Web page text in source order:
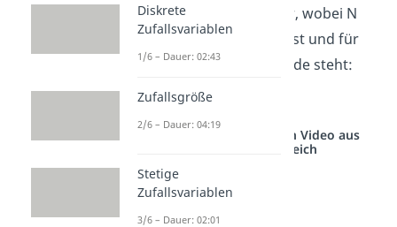
Wir stellen sie wie folgt dar, wobei N
unser einziger Parameter ist und für
die Anzahl der Freiheitsgrade steht:
Studyflix vernetzt: Hier ein Video aus
einem anderen Bereich
Diskrete
Zufallsvariablen
1/6 – Dauer: 02:43
Zufallsgröße
2/6 – Dauer: 04:19
Stetige
Zufallsvariablen
3/6 – Dauer: 02:01